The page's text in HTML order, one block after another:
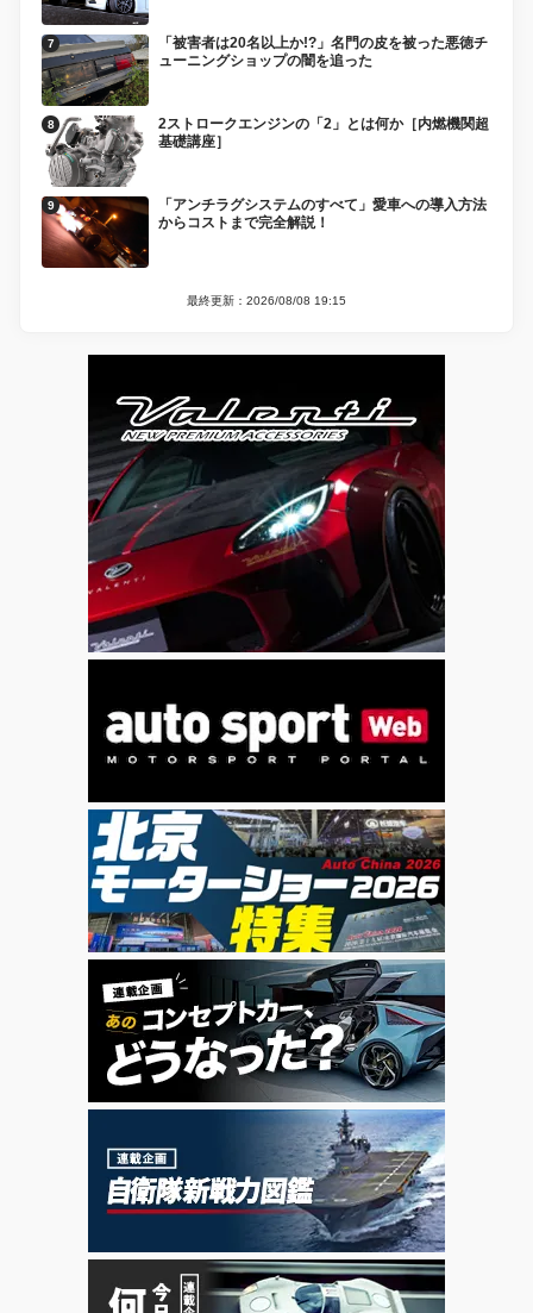
「被害者は20名以上か!?」名門の皮を被った悪徳チ
ューニングショップの闇を追った
2ストロークエンジンの「2」とは何か［内燃機関超
基礎講座］
「アンチラグシステムのすべて」愛車への導入方法
からコストまで完全解説！
最終更新：2026/08/08 19:15